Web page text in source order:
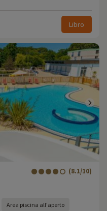
Libro
(8.1/10)
Area piscina all'aperto